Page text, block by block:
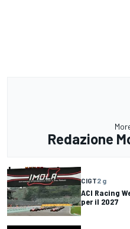
Redazione
CIGT2 g
ACI Racing
per il 2027